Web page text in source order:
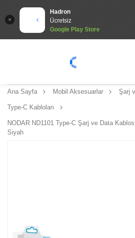
Hadron
Ücretsiz
Google Play Store
Ana Sayfa Mobil Aksesuarlar Şarj
Type-C Kabloları
NODAR ND1101 Type-C Şarj ve Data
Siyah